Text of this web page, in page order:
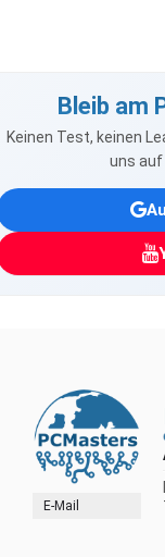
Bleib am
Keinen Test, keinen
uns auf
E-Mail